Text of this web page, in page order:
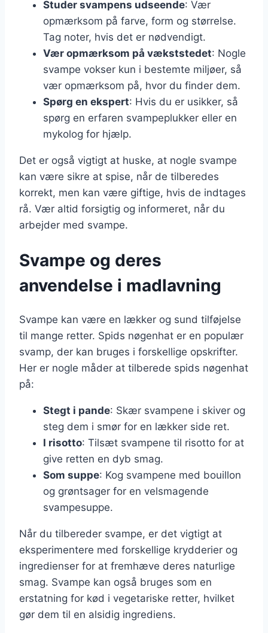
Studer svampens udseende: Vær
opmærksom på farve, form og størrelse.
Tag noter, hvis det er nødvendigt.
Vær opmærksom på vækststedet: Nogle
svampe vokser kun i bestemte miljøer, så
vær opmærksom på, hvor du finder dem.
Spørg en ekspert: Hvis du er usikker, så
spørg en erfaren svampeplukker eller en
mykolog for hjælp.
Det er også vigtigt at huske, at nogle svampe
kan være sikre at spise, når de tilberedes
korrekt, men kan være giftige, hvis de indtages
rå. Vær altid forsigtig og informeret, når du
arbejder med svampe.
Svampe og deres
anvendelse i madlavning
Svampe kan være en lækker og sund tilføjelse
til mange retter. Spids nøgenhat er en populær
svamp, der kan bruges i forskellige opskrifter.
Her er nogle måder at tilberede spids nøgenhat
på:
Stegt i pande: Skær svampene i skiver og
steg dem i smør for en lækker side ret.
I risotto: Tilsæt svampene til risotto for at
give retten en dyb smag.
Som suppe: Kog svampene med bouillon
og grøntsager for en velsmagende
svampesuppe.
Når du tilbereder svampe, er det vigtigt at
eksperimentere med forskellige krydderier og
ingredienser for at fremhæve deres naturlige
smag. Svampe kan også bruges som en
erstatning for kød i vegetariske retter, hvilket
gør dem til en alsidig ingrediens.